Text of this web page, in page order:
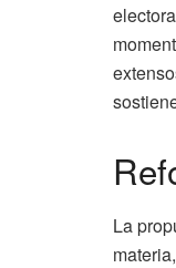
La